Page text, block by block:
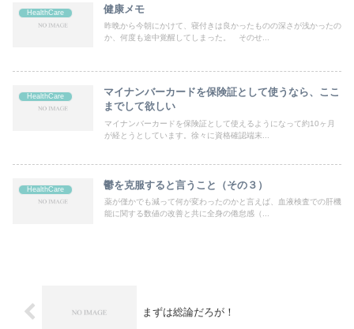
HealthCare 健康メモ
昨晩から今朝にかけて、寝付きは良かったものの深さが浅かったの
か、何度も途中覚醒してしまった。 そのせ...
HealthCare
マイナンバーカードを保険証として使うなら、ここ
までして欲しい
マイナンバーカードを保険証として使えるようになって約10ヶ月
が経とうとしています。徐々に資格確認端末...
HealthCare 鬱を克服すると言うこと（その３）
薬が僅かでも減って何が変わったのかと言えば、血液検査での肝機
能に関する数値の改善と共に全身の倦怠感（...
まずは総論だろが！